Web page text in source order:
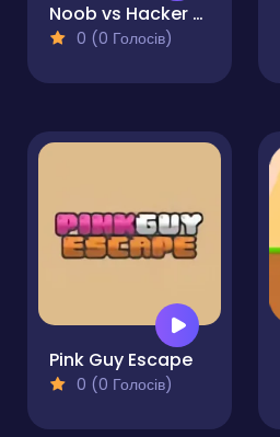
Noob vs Hacker Zombie
0 (0 Голосів)
Pink Guy Escape
0 (0 Голосів)